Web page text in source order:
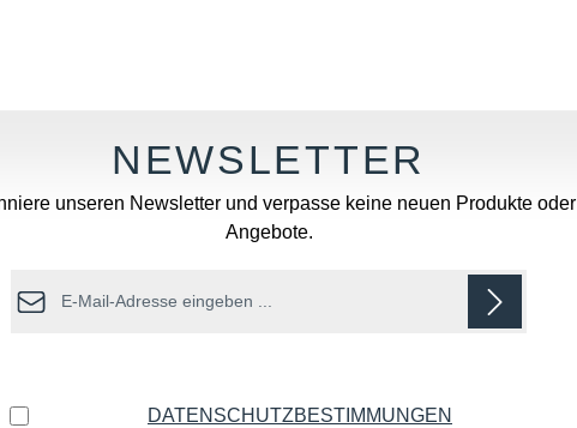
unseren Newsletter und verpasse keine neuen Produkte oder
Angebote.
DATENSCHUTZBESTIMMUNGEN